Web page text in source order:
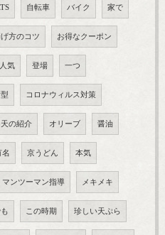
自転車 バイク 家で
方のコツ お得なクーポン
気 登場 一つ
コロナウィルス対策
天の紹介 オリーブ 醤油
名 京うどん 本気
マンツーマン指導 メキメキ
この時期 珍しい天ぷら